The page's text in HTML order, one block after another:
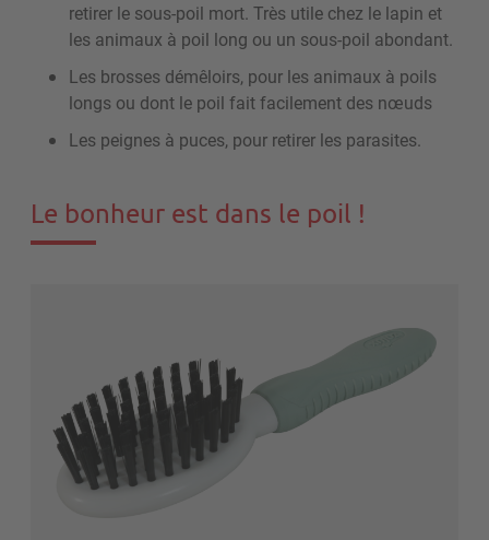
retirer le sous-poil mort. Très utile chez le lapin et
les animaux à poil long ou un sous-poil abondant.
Les brosses démêloirs, pour les animaux à poils
longs ou dont le poil fait facilement des nœuds
Les peignes à puces, pour retirer les parasites.
Le bonheur est dans le poil !